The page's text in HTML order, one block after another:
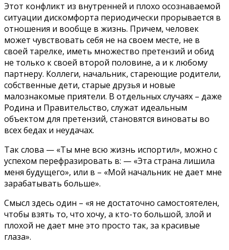
Этот конфликт из внутренней и плохо осознаваемой
ситуации дискомфорта периодически прорывается в
отношения и вообще в жизнь. Причем, человек
может чувствовать себя не на своем месте, не в
своей тарелке, иметь множество претензий и обид
не только к своей второй половине, а и к любому
партнеру. Коллеги, начальник, стареющие родители,
собственные дети, старые друзья и новые
малознакомые приятели. В отдельных случаях – даже
Родина и Правительство, служат идеальным
объектом для претензий, становятся виноваты во
всех бедах и неудачах.
Так слова — «Ты мне всю жизнь испортил», можно с
успехом перефразировать в: — «Эта страна лишила
меня будущего», или в – «Мой начальник не дает мне
зарабатывать больше».
Смысл здесь один – «я не достаточно самостоятелен,
чтобы взять то, что хочу, а кто-то большой, злой и
плохой не дает мне это просто так, за красивые
глаза».